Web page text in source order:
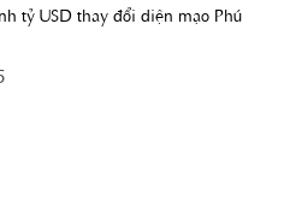
tỷ USD thay đổi diện mạo Phú